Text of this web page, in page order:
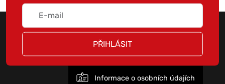
PŘIHLÁSIT
Informace o osobních údajích